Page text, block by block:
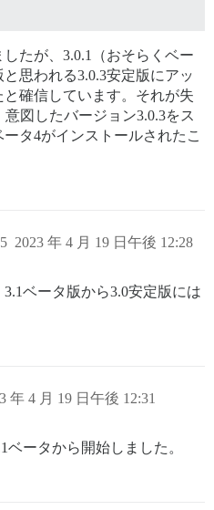
たが、3.0.1（おそらくベー
思われる3.0.3安定版にアッ
確信しています。それが失
図したバージョン3.0.3をス
タ4がインストールされたこ
2023 年 4 月 19 日午後 12:28
ベータ版から3.0安定版には
年 4 月 19 日午後 12:31
ベータから開始しました。